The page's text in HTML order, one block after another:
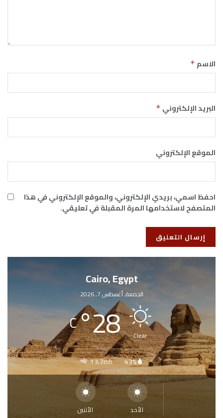
الاسم *
البريد الإلكتروني *
الموقع الإلكتروني
احفظ اسمي، بريدي الإلكتروني، والموقع الإلكتروني في هذا
المتصفح لاستخدامها المرة المقبلة في تعليقي.
Cairo, Egypt
الجمعة, أغسطس 7, 2026
Clear
28
°
C
43%
13.7mh
الأحد الأثنين